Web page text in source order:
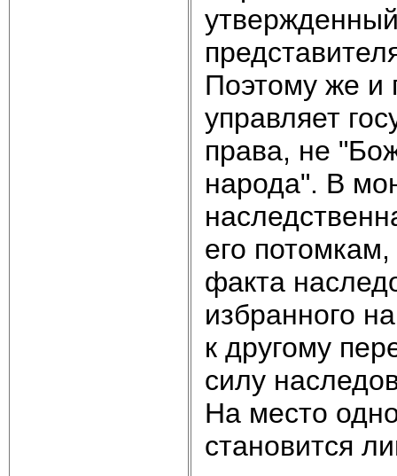
Поэтому же и
управляет
права, не
народа". В
его
факта
избранного
к другому
силу
На место
становится